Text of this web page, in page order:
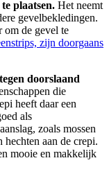
plaatsen. Het neemt
gevelbekledingen.
om de gevel te
zijn doorgaans
doorslaand
die
heeft daar een
als
zoals mossen
aan de crepi.
mooie en makkelijk